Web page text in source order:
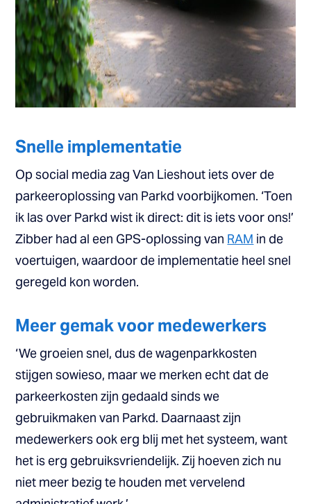
Snelle implementatie
Op social media zag Van Lieshout iets over de
parkeeroplossing van Parkd voorbijkomen. ‘Toen
ik las over Parkd wist ik direct: dit is iets voor ons!’
Zibber had al een GPS-oplossing van RAM in de
voertuigen, waardoor de implementatie heel snel
geregeld kon worden.
Meer gemak voor medewerkers
‘We groeien snel, dus de wagenparkkosten
stijgen sowieso, maar we merken echt dat de
parkeerkosten zijn gedaald sinds we
gebruikmaken van Parkd. Daarnaast zijn
medewerkers ook erg blij met het systeem, want
het is erg gebruiksvriendelijk. Zij hoeven zich nu
niet meer bezig te houden met vervelend